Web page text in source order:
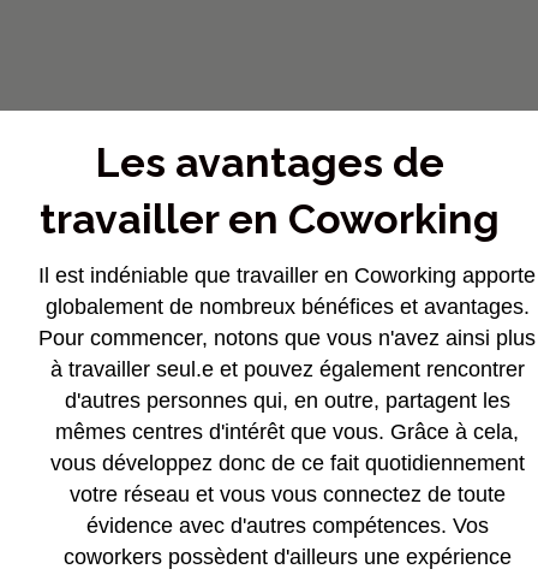
Les avantages de
travailler en Coworking
Il est indéniable que travailler en Coworking apporte
globalement de nombreux bénéfices et avantages.
Pour commencer, notons que vous n'avez ainsi plus
à travailler seul.e et pouvez également rencontrer
d'autres personnes qui, en outre, partagent les
mêmes centres d'intérêt que vous. Grâce à cela,
vous développez donc de ce fait quotidiennement
votre réseau et vous vous connectez de toute
évidence avec d'autres compétences. Vos
coworkers possèdent d'ailleurs une expérience